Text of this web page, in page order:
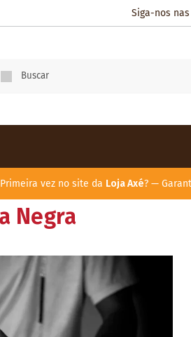
Siga-nos
Primeira vez no site da Loja Axé? —
Negra